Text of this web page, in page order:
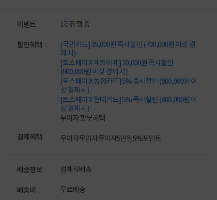
이벤트 1건진행 중
할인혜택
[국민카드] 35,000원 즉시할인 (700,000원 이상 결
제 시)
[토스페이 X 계좌이체] 20,000원 즉시할인
(600,000원 이상 결제 시)
[토스페이 X 농협카드] 5% 즉시할인 (800,000원 이
상 결제 시)
[토스페이 X 현대카드] 5% 즉시할인 (800,000원 이
상 결제 시)
무이자 할부혜택
결제혜택 무이자무이자무이자5만원5%포인트
배송정보 업체직배송
배송비 무료배송